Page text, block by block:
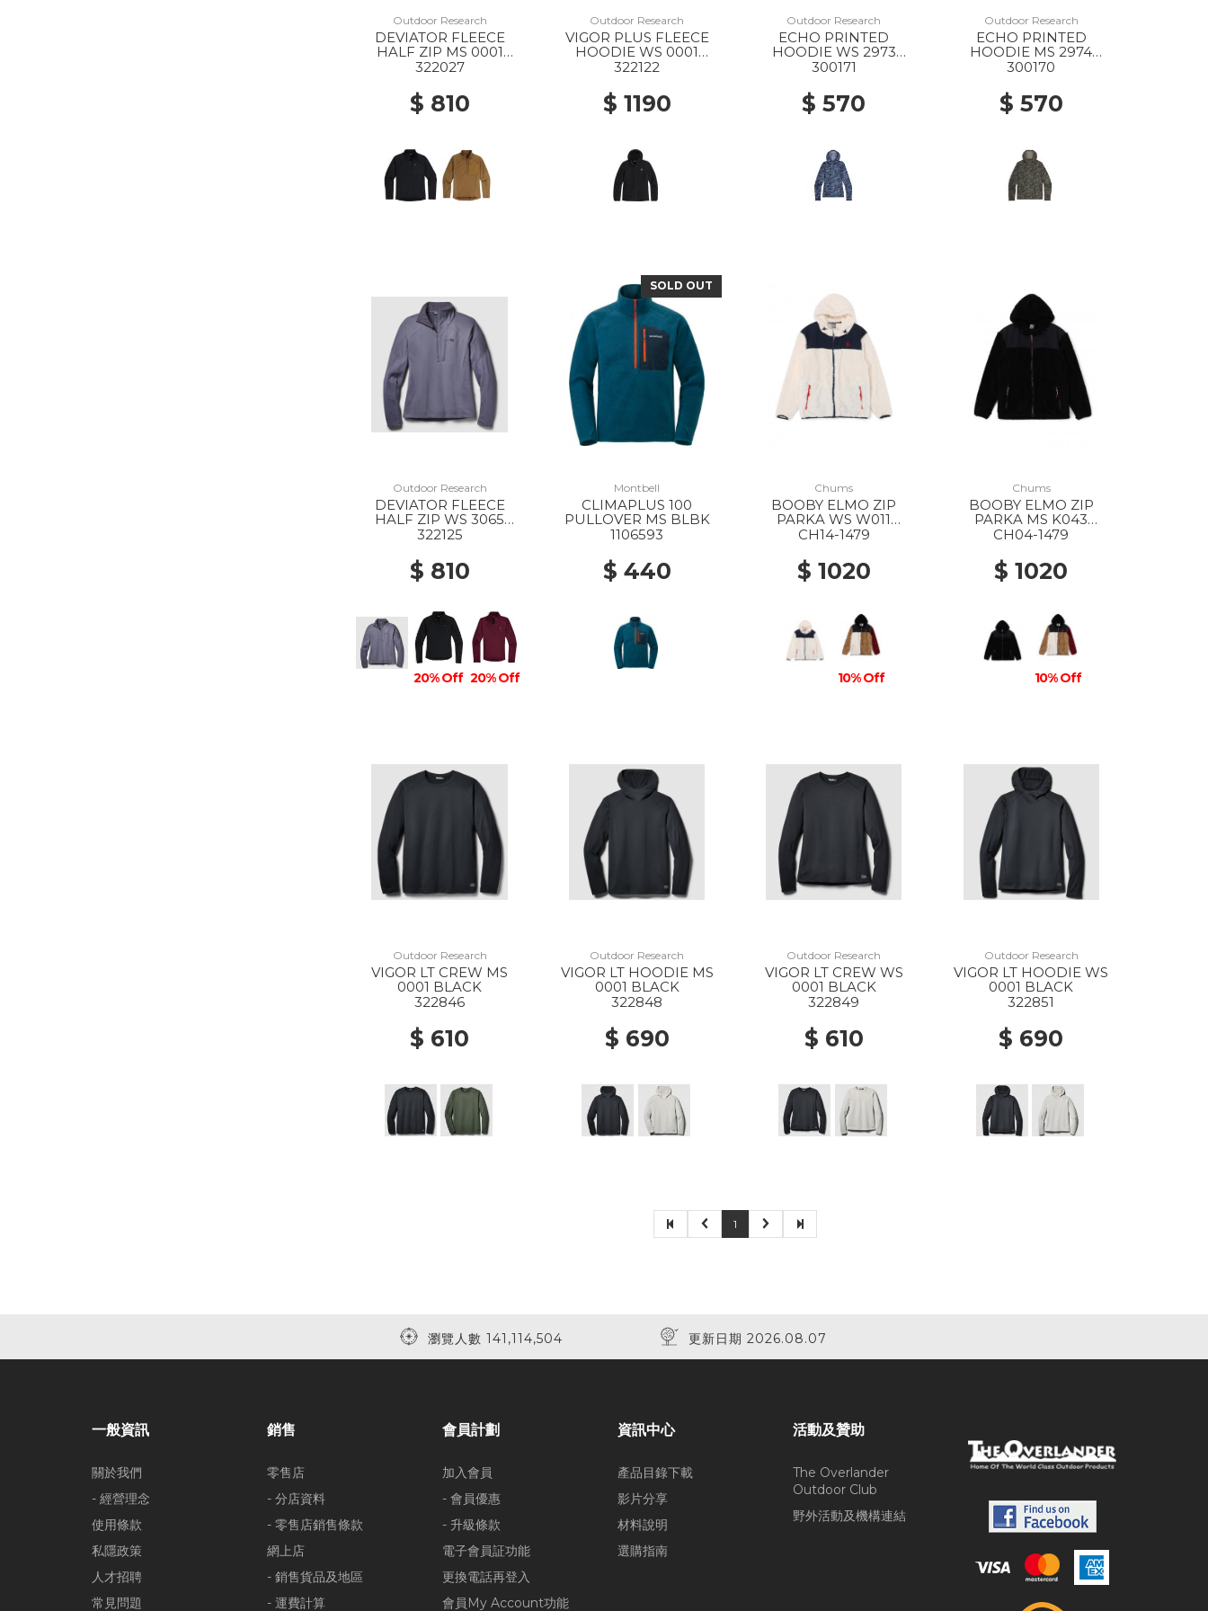
Outdoor Research
DEVIATOR FLEECE
HALF ZIP MS 0001
BLACK
322027
$ 810
Outdoor Research
VIGOR PLUS FLEECE
HOODIE WS 0001
BLACK
322122
$ 1190
Outdoor Research
ECHO PRINTED
HOODIE WS 2973
FJORD GRANITE PRINT
300171
$ 570
Outdoor Research
ECHO PRINTED
HOODIE MS 2974
RANGER GREEN
300170
$ 570
Outdoor Research
DEVIATOR FLEECE
HALF ZIP WS 3065
SMOKY QUARTZ
322125
$ 810
20% Off 20% Off
SOLD OUT
Montbell
CLIMAPLUS 100
PULLOVER MS BLBK
1106593
$ 440
Chums
BOOBY ELMO ZIP
PARKA WS W011
White/Navy
CH14-1479
$ 1020
10% Off
Chums
BOOBY ELMO ZIP
PARKA MS K043
BLACK/BK
CH04-1479
$ 1020
10% Off
Outdoor Research
VIGOR LT CREW MS
0001 BLACK
322846
$ 610
Outdoor Research
VIGOR LT HOODIE MS
0001 BLACK
322848
$ 690
Outdoor Research
VIGOR LT CREW WS
0001 BLACK
322849
$ 610
Outdoor Research
VIGOR LT HOODIE WS
0001 BLACK
322851
$ 690
1
瀏覽人數 141,114,504 更新日期 2026.08.07
一般資訊
關於我們
- 經營理念
使用條款
私隱政策
人才招聘
常見問題
銷售
零售店
- 分店資料
- 零售店銷售條款
網上店
- 銷售貨品及地區
- 運費計算
會員計劃
加入會員
- 會員優惠
- 升級條款
電子會員証功能
更換電話再登入
會員My Account功能
資訊中心
產品目錄下載
影片分享
材料說明
選購指南
活動及贊助
The Overlander
Outdoor Club
野外活動及機構連結